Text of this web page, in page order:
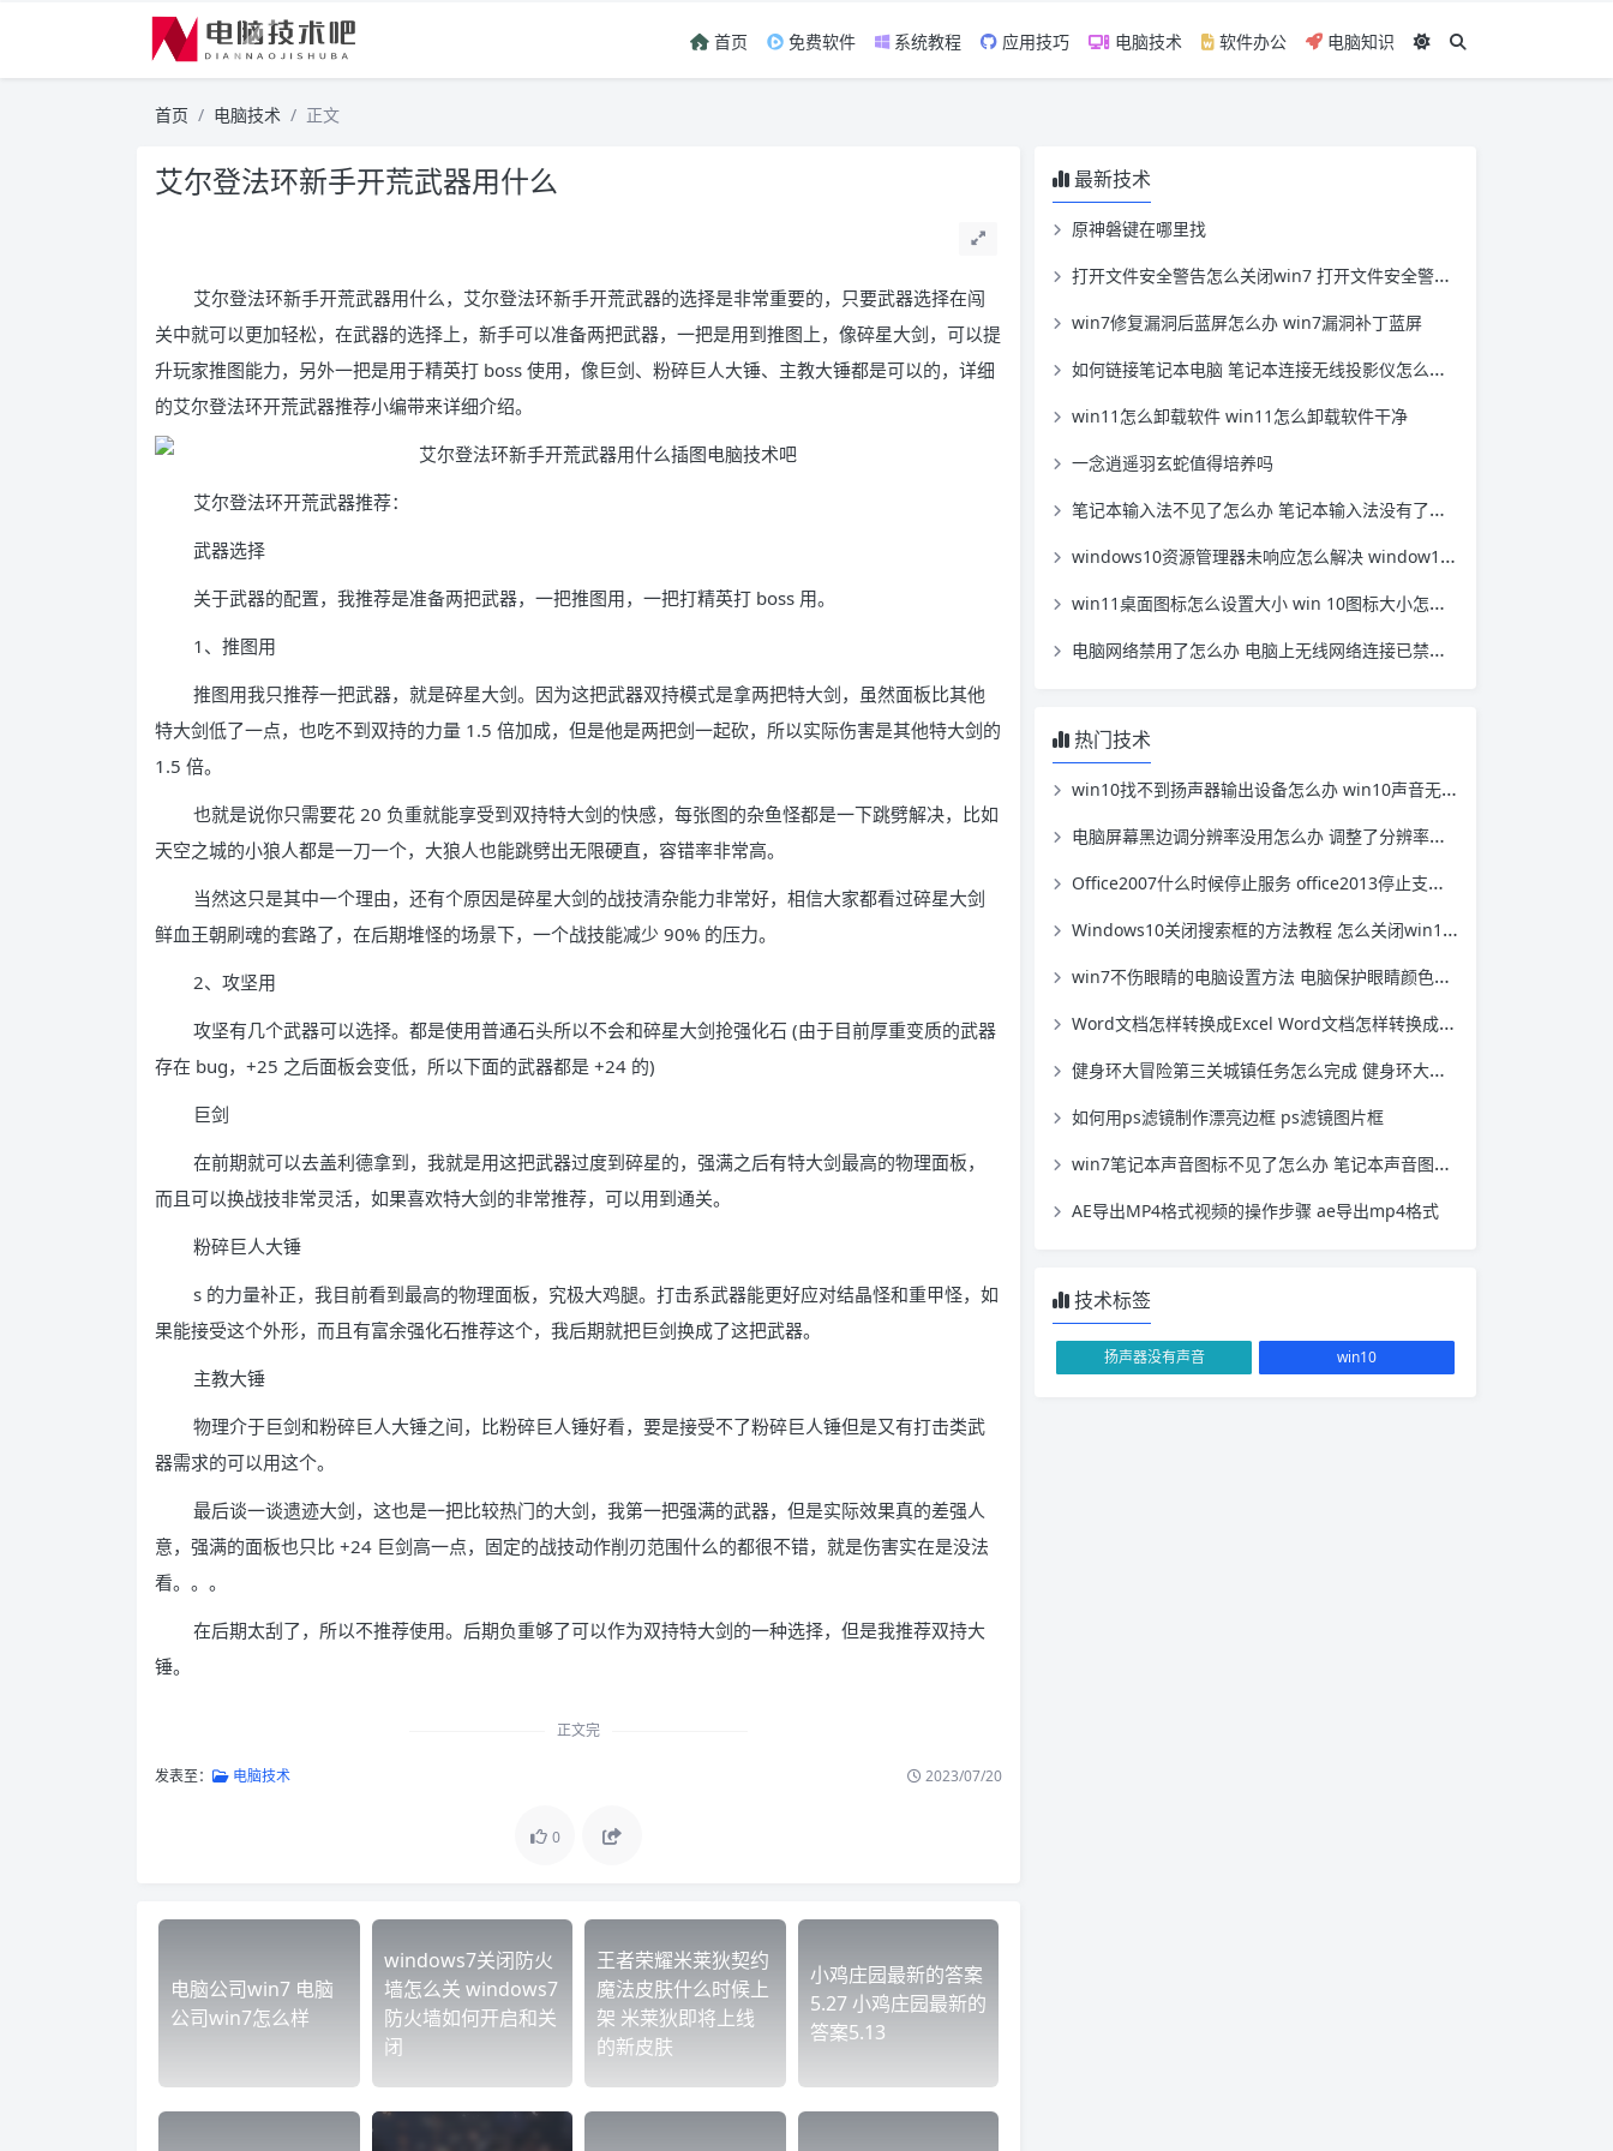
首页 免费软件 系统教程 应用技巧 电脑技术 软件办公 电脑知识
首页 电脑技术 正文
艾尔登法环新手开荒武器用什么
艾尔登法环新手开荒武器用什么，艾尔登法环新手开荒武器的选择是非常重要的，只要武器选择在闯
关中就可以更加轻松，在武器的选择上，新手可以准备两把武器，一把是用到推图上，像碎星大剑，可以提
升玩家推图能力，另外一把是用于精英打 boss 使用，像巨剑、粉碎巨人大锤、主教大锤都是可以的，详细
的艾尔登法环开荒武器推荐小编带来详细介绍。
艾尔登法环开荒武器推荐：
武器选择
关于武器的配置，我推荐是准备两把武器，一把推图用，一把打精英打 boss 用。
1、推图用
推图用我只推荐一把武器，就是碎星大剑。因为这把武器双持模式是拿两把特大剑，虽然面板比其他
特大剑低了一点，也吃不到双持的力量 1.5 倍加成，但是他是两把剑一起砍，所以实际伤害是其他特大剑的
1.5 倍。
也就是说你只需要花 20 负重就能享受到双持特大剑的快感，每张图的杂鱼怪都是一下跳劈解决，比如
天空之城的小狼人都是一刀一个，大狼人也能跳劈出无限硬直，容错率非常高。
当然这只是其中一个理由，还有个原因是碎星大剑的战技清杂能力非常好，相信大家都看过碎星大剑
鲜血王朝刷魂的套路了，在后期堆怪的场景下，一个战技能减少 90% 的压力。
2、攻坚用
攻坚有几个武器可以选择。都是使用普通石头所以不会和碎星大剑抢强化石 (由于目前厚重变质的武器
存在 bug，+25 之后面板会变低，所以下面的武器都是 +24 的)
巨剑
在前期就可以去盖利德拿到，我就是用这把武器过度到碎星的，强满之后有特大剑最高的物理面板，
而且可以换战技非常灵活，如果喜欢特大剑的非常推荐，可以用到通关。
粉碎巨人大锤
s 的力量补正，我目前看到最高的物理面板，究极大鸡腿。打击系武器能更好应对结晶怪和重甲怪，如
果能接受这个外形，而且有富余强化石推荐这个，我后期就把巨剑换成了这把武器。
主教大锤
物理介于巨剑和粉碎巨人大锤之间，比粉碎巨人锤好看，要是接受不了粉碎巨人锤但是又有打击类武
器需求的可以用这个。
最后谈一谈遗迹大剑，这也是一把比较热门的大剑，我第一把强满的武器，但是实际效果真的差强人
意，强满的面板也只比 +24 巨剑高一点，固定的战技动作削刃范围什么的都很不错，就是伤害实在是没法
看。。。
在后期太刮了，所以不推荐使用。后期负重够了可以作为双持特大剑的一种选择，但是我推荐双持大
锤。
正文完
发表至： 电脑技术 2023/07/20
0
电脑公司win7 电脑
公司win7怎么样
windows7关闭防火
墙怎么关 windows7
防火墙如何开启和关
闭
王者荣耀米莱狄契约
魔法皮肤什么时候上
架 米莱狄即将上线
的新皮肤
小鸡庄园最新的答案
5.27 小鸡庄园最新的
答案5.13
最新技术
原神磐键在哪里找
打开文件安全警告怎么关闭win7 打开文件安全警告怎么关闭win11
win7修复漏洞后蓝屏怎么办 win7漏洞补丁蓝屏
如何链接笔记本电脑 笔记本连接无线投影仪怎么连接
win11怎么卸载软件 win11怎么卸载软件干净
一念逍遥羽玄蛇值得培养吗
笔记本输入法不见了怎么办 笔记本输入法没有了怎么办
windows10资源管理器未响应怎么解决 window10资源管理器无响应
win11桌面图标怎么设置大小 win 10图标大小怎么设置
电脑网络禁用了怎么办 电脑上无线网络连接已禁用怎么办
热门技术
win10找不到扬声器输出设备怎么办 win10声音无法找到输入输出设备
电脑屏幕黑边调分辨率没用怎么办 调整了分辨率电脑还是有黑边怎么办
Office2007什么时候停止服务 office2013停止支持时间
Windows10关闭搜索框的方法教程 怎么关闭win10的搜索框
win7不伤眼睛的电脑设置方法 电脑保护眼睛颜色设置 win7
Word文档怎样转换成Excel Word文档怎样转换成PDF格式
健身环大冒险第三关城镇任务怎么完成 健身环大冒险中城镇任务
如何用ps滤镜制作漂亮边框 ps滤镜图片框
win7笔记本声音图标不见了怎么办 笔记本声音图标没有了
AE导出MP4格式视频的操作步骤 ae导出mp4格式
技术标签
扬声器没有声音 win10